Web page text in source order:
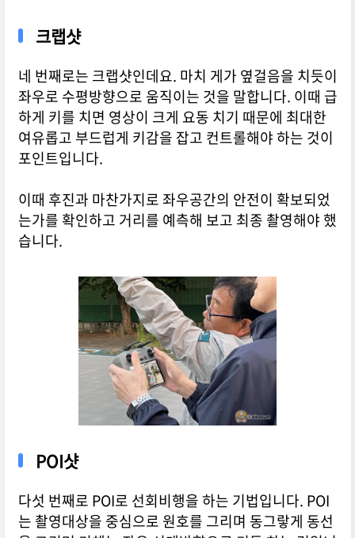
크랩샷
네 번째로는 크랩샷인데요. 마치 게가 옆걸음을 치듯이
좌우로 수평방향으로 움직이는 것을 말합니다. 이때 급
하게 키를 치면 영상이 크게 요동 치기 때문에 최대한
여유롭고 부드럽게 키감을 잡고 컨트롤해야 하는 것이
포인트입니다.
이때 후진과 마찬가지로 좌우공간의 안전이 확보되었
는가를 확인하고 거리를 예측해 보고 최종 촬영해야 했
습니다.
POI샷
다섯 번째로 POI로 선회비행을 하는 기법입니다. POI
는 촬영대상을 중심으로 원호를 그리며 동그랗게 동선